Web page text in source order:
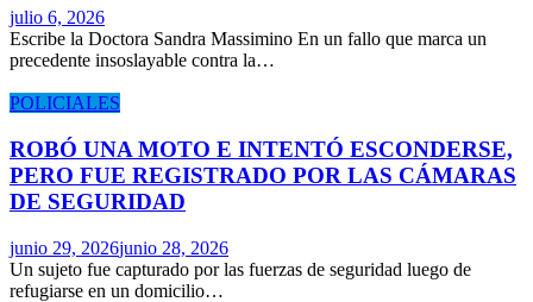
julio 6, 2026
Escribe la Doctora Sandra Massimino En un fallo que marca un
precedente insoslayable contra la…
POLICIALES
ROBÓ UNA MOTO E INTENTÓ ESCONDERSE,
PERO FUE REGISTRADO POR LAS CÁMARAS
DE SEGURIDAD
junio 29, 2026junio 28, 2026
Un sujeto fue capturado por las fuerzas de seguridad luego de
refugiarse en un domicilio…